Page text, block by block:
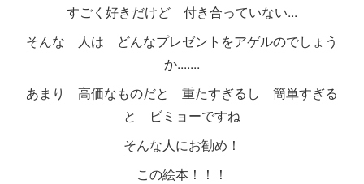
すごく好きだけど 付き合っていない...
そんな 人は どんなプレゼントをアゲルのでしょう
か.......
あまり 高価なものだと 重たすぎるし 簡単すぎる
と ビミョーですね
そんな人にお勧め！
この絵本！！！